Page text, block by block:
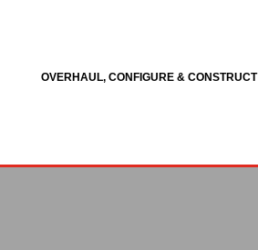
OVERHAUL, CONFIGURE & CONSTRUCT